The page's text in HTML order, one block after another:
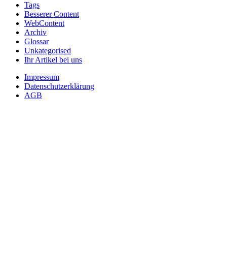
Tags
Besserer Content
WebContent
Archiv
Glossar
Unkategorised
Ihr Artikel bei uns
Impressum
Datenschutzerklärung
AGB